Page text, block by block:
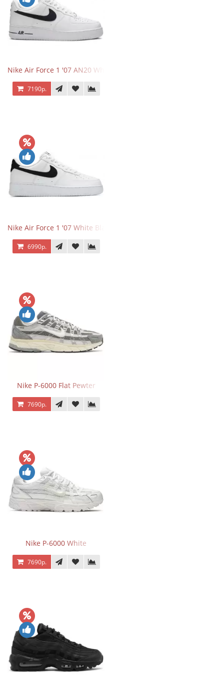
Nike Air Force 1 '07 AN20 White Black
7190р.
Nike Air Force 1 '07 White Black
6990р.
Nike P-6000 Flat Pewter
7690р.
Nike P-6000 White
7690р.